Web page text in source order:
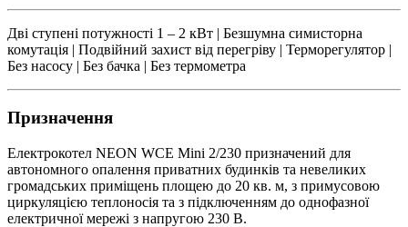
Дві ступені потужності 1 – 2 кВт | Безшумна симисторна
комутація | Подвійний захист від перегріву | Терморегулятор |
Без насосу | Без бачка | Без термометра
Призначення
Електрокотел NEON WCE Mini 2/230 призначений для
автономного опалення приватних будинків та невеликих
громадських приміщень площею до 20 кв. м, з примусовою
циркуляцією теплоносія та з підключенням до однофазної
електричної мережі з напругою 230 В.